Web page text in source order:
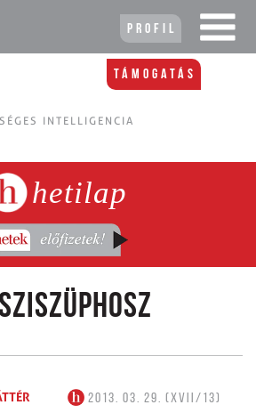
Profil
Támogatás
INTELLIGENCIA
hetilap
2013. 03. 29. (XVII/13)